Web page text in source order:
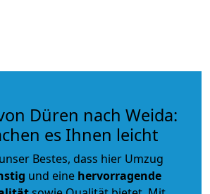
Düren nach Weida:
es Ihnen leicht
Bestes, dass hier Umzug
und eine hervorragende